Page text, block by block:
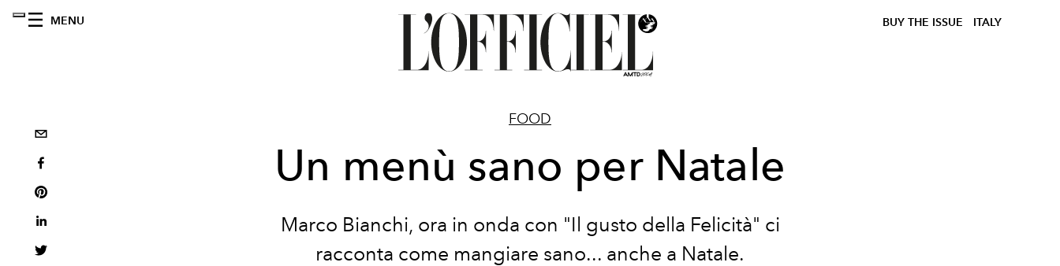
MENU BUY THE ISSUE ITALY
FOOD
Un menù sano per Natale
Marco Bianchi, ora in onda con "Il gusto della Felicità" ci
racconta come mangiare sano... anche a Natale.